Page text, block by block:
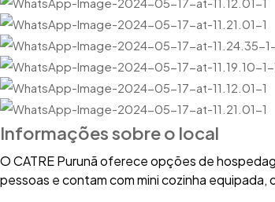
Informações sobre o local
O CATRE Purunã oferece opções de
pessoas e contam com mini cozinha